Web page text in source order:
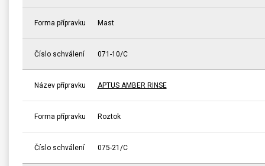
Forma přípravku Mast
Číslo schválení 071-10/C
Název přípravku APTUS AMBER RINSE
Forma přípravku Roztok
Číslo schválení 075-21/C